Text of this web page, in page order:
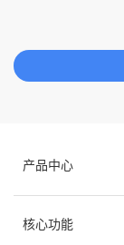
产品中心
核心功能